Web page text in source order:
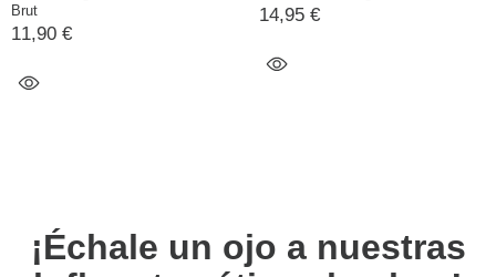
Brut
11,90 €
14,95 €
¡Échale un ojo a nuestras